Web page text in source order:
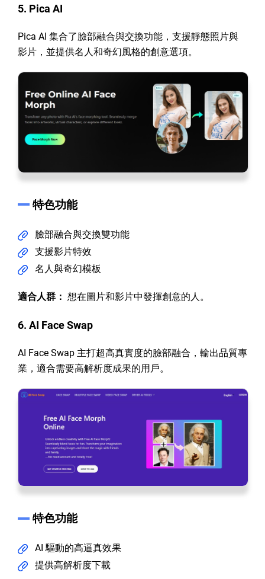
5. Pica AI
Pica AI 集合了臉部融合與交換功能，支援靜態照片與
影片，並提供名人和奇幻風格的創意選項。
特色功能
臉部融合與交換雙功能
支援影片特效
名人與奇幻模板
適合人群： 想在圖片和影片中發揮創意的人。
6. AI Face Swap
AI Face Swap 主打超高真實度的臉部融合，輸出品質專
業，適合需要高解析度成果的用戶。
特色功能
AI 驅動的高逼真效果
提供高解析度下載